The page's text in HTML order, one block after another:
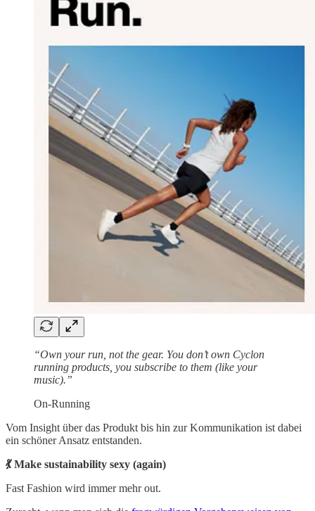
“Own your run, not the gear. You don’t own Cyclon
running products, you subscribe to them (like your
music).”
On-Running
Vom Insight über das Produkt bis hin zur Kommunikation ist dabei
ein schöner Ansatz entstanden.
💃 Make sustainability sexy (again)
Fast Fashion wird immer mehr out.